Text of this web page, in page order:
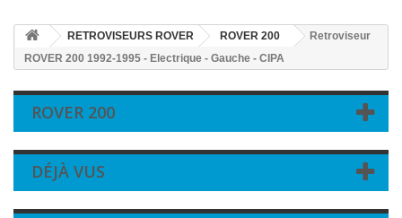
RETROVISEURS ROVER ROVER 200
Retroviseur
ROVER 200 1992-1995 - Electrique - Gauche - CIPA
ROVER 200
DÉJÀ VUS